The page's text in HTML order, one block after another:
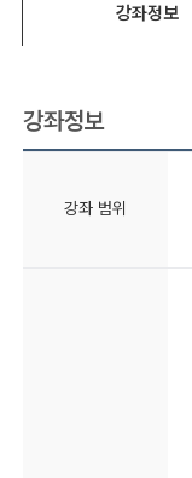
강좌정보
강좌정보
강좌 범위